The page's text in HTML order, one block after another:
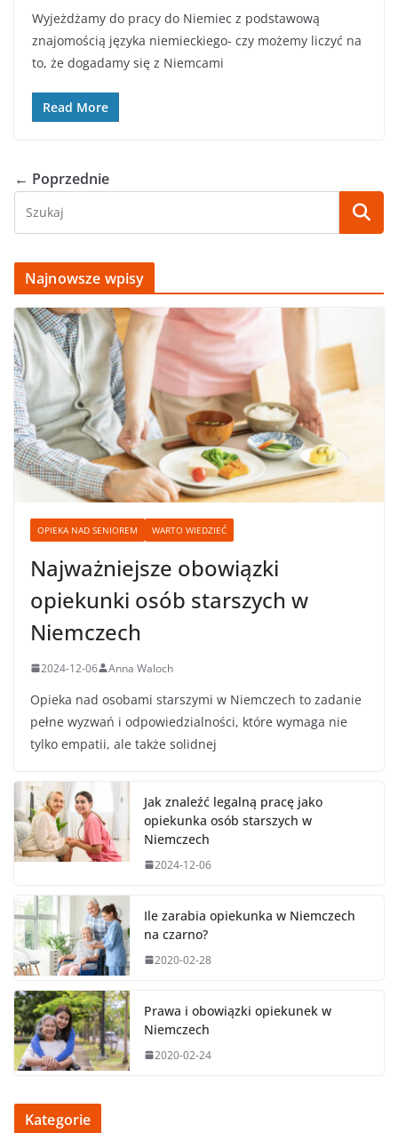
Wyjeżdżamy do pracy do Niemiec z podstawową
znajomością języka niemieckiego- czy możemy liczyć na
to, że dogadamy się z Niemcami
Read More
← Poprzednie
Najnowsze wpisy
OPIEKA NAD SENIOREM WARTO WIEDZIEĆ
Najważniejsze obowiązki
opiekunki osób starszych w
Niemczech
2024-12-06 Anna Waloch
Opieka nad osobami starszymi w Niemczech to zadanie
pełne wyzwań i odpowiedzialności, które wymaga nie
tylko empatii, ale także solidnej
Jak znaleźć legalną pracę jako
opiekunka osób starszych w
Niemczech
2024-12-06
Ile zarabia opiekunka w Niemczech
na czarno?
2020-02-28
Prawa i obowiązki opiekunek w
Niemczech
2020-02-24
Kategorie